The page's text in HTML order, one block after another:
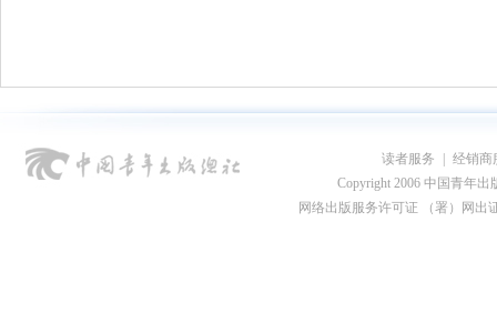
读者服务
经销商
Copyright 2006 中国青年出
网络出版服务许可证 （署）网出